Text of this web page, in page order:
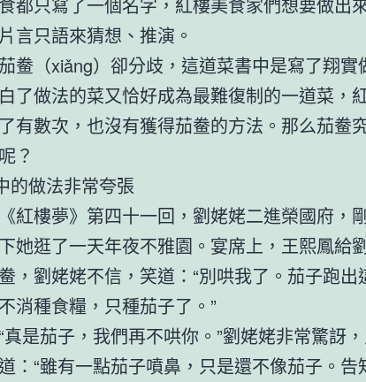
言只語來猜想、推演。
鲞（xiǎng）卻分歧，這道菜書中是寫了翔實
了做法的菜又恰好成為最難復制的一道菜，
有數次，也沒有獲得茄鲞的方法。那么茄鲞
？
的做法非常夸張
紅樓夢》第四十一回，劉姥姥二進榮國府，
她逛了一天年夜不雅園。宴席上，王熙鳳給
，劉姥姥不信，笑道：“別哄我了。茄子跑出
消種食糧，只種茄子了。”
真是茄子，我們再不哄你。”劉姥姥非常驚訝
：“雖有一點茄子噴鼻，只是還不像茄子。告